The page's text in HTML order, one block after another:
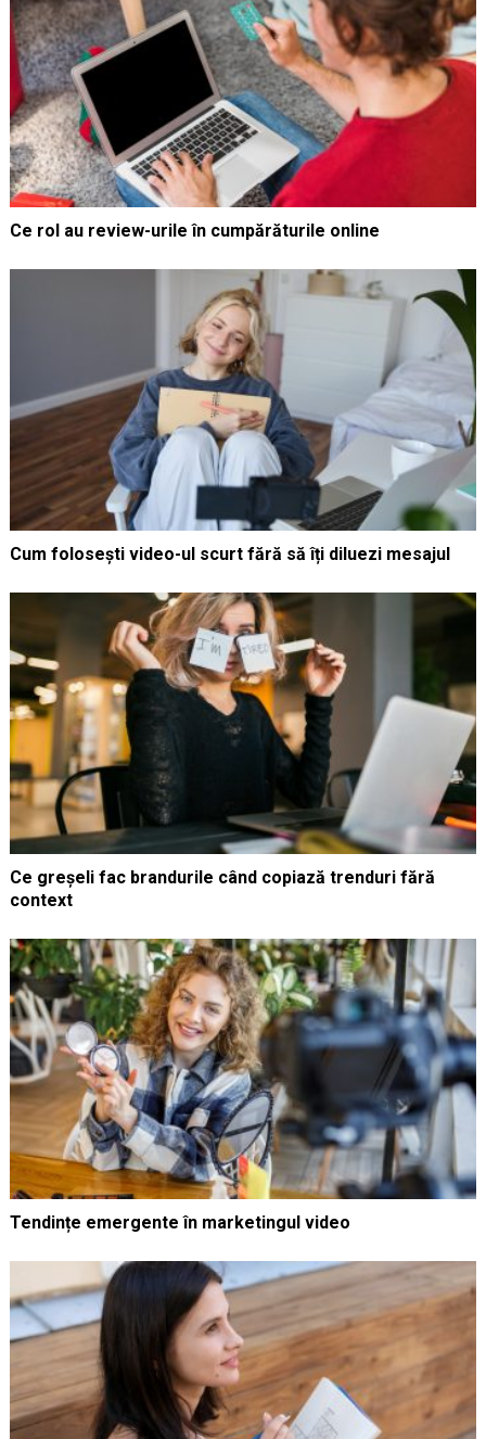
Ce rol au review-urile în cumpărăturile online
Cum folosești video-ul scurt fără să îți diluezi mesajul
Ce greșeli fac brandurile când copiază trenduri fără
context
Tendințe emergente în marketingul video